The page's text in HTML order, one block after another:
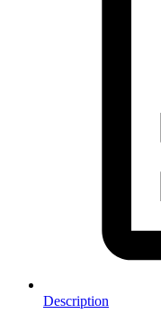
Description